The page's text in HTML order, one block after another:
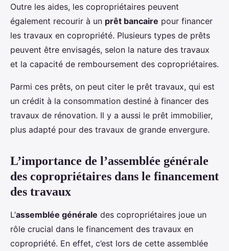
Outre les aides, les copropriétaires peuvent
également recourir à un prêt bancaire pour financer
les travaux en copropriété. Plusieurs types de prêts
peuvent être envisagés, selon la nature des travaux
et la capacité de remboursement des copropriétaires.
Parmi ces prêts, on peut citer le prêt travaux, qui est
un crédit à la consommation destiné à financer des
travaux de rénovation. Il y a aussi le prêt immobilier,
plus adapté pour des travaux de grande envergure.
L’importance de l’assemblée générale
des copropriétaires dans le financement
des travaux
L’assemblée générale des copropriétaires joue un
rôle crucial dans le financement des travaux en
copropriété. En effet, c’est lors de cette assemblée